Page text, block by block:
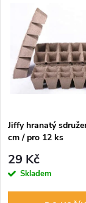
e
n
p
r
Abecedně
p
i
s
p
r
Jiffy hranatý
cm / pro 12 ks
29 Kč
Skladem